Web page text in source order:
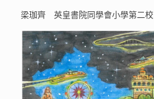
梁珈齊 英皇書院同學會小學第二校